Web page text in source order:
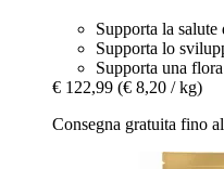
Supporta la
Supporta lo
Supporta una
€ 122,99 (€ 8,20 / kg)
Consegna gratuita fino